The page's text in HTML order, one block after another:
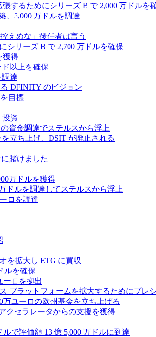
するためにシリーズ B で 2,000 万ドルを
、3,000 万ドルを調達
えめな」後任者は言う
シリーズ B で 2,700 万ドルを確保
獲得
ド以上を確保
調達
DFINITY のビジョン
目標
投資
資金調達でステルスから浮上
を立ち上げ、DSIT が廃止される
賭けました
万ドルを獲得
ドルを調達してステルスから浮上
ロを調達
を拡大し ETG に買収
ルを確保
ーロを拠出
プラットフォームを拡大するためにプレ
万ユーロの欧州基金を立ち上げる
クセラレータからの支援を獲得
で評価額 13 億 5,000 万ドルに到達